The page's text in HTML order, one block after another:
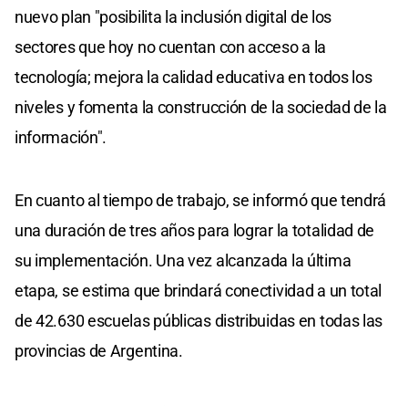
nuevo plan "posibilita la inclusión digital de los
sectores que hoy no cuentan con acceso a la
tecnología; mejora la calidad educativa en todos los
niveles y fomenta la construcción de la sociedad de la
información".
En cuanto al tiempo de trabajo, se informó que tendrá
una duración de tres años para lograr la totalidad de
su implementación. Una vez alcanzada la última
etapa, se estima que brindará conectividad a un total
de 42.630 escuelas públicas distribuidas en todas las
provincias de Argentina.